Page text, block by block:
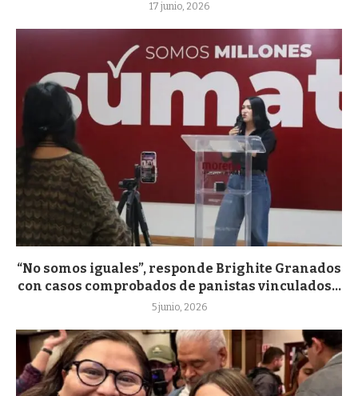
17 junio, 2026
“No somos iguales”, responde Brighite Granados
con casos comprobados de panistas vinculados...
5 junio, 2026